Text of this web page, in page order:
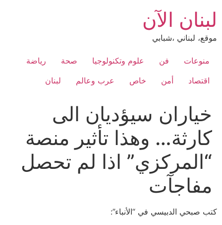
content
لبنان الآن
موقع، لبناني ،شبابي
منوعات فن علوم وتكنولوجيا صحة
رياضة
اقتصاد
أمن خاص عرب وعالم لبنان
خياران سيؤديان الى
كارثة… وهذا تأثير منصة
“المركزي” اذا لم تحصل
مفاجآت
كتب صبحي الدبيسي في “الأنباء”: